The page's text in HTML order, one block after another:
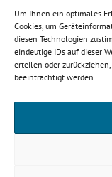
Um Ihnen ein optimales
Cookies, um
diesen Technologien
eindeutige IDs auf dieser
erteilen oder
beeinträchtigt werden.
Kulturbüro Rheinland-
Lahnstein